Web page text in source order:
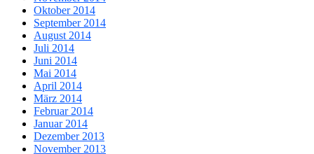
Oktober 2014
September 2014
August 2014
Juli 2014
Juni 2014
Mai 2014
April 2014
März 2014
Februar 2014
Januar 2014
Dezember 2013
November 2013